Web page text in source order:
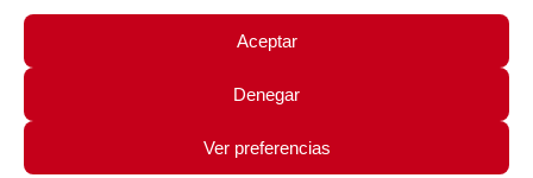
Aceptar
Denegar
Ver preferencias
© 2026 - Fit Learning | |
Política de la Seguridad de la Información